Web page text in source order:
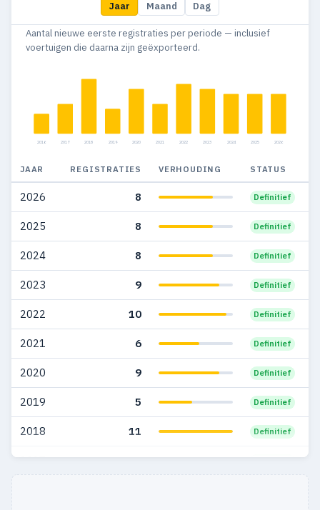
1
Jaar Maand Dag
Aantal nieuwe eerste registraties per periode — inclusief
voertuigen die daarna zijn geëxporteerd.
2016 2017 2018 2019 2020 2021 2022 2023 2024 2025 2026
JAAR REGISTRATIES VERHOUDING STATUS
2026 8 Definitief
2025 8 Definitief
2024 8 Definitief
2023 9 Definitief
2022 10 Definitief
2021 6 Definitief
2020 9 Definitief
2019 5 Definitief
2018 11 Definitief
2017 6